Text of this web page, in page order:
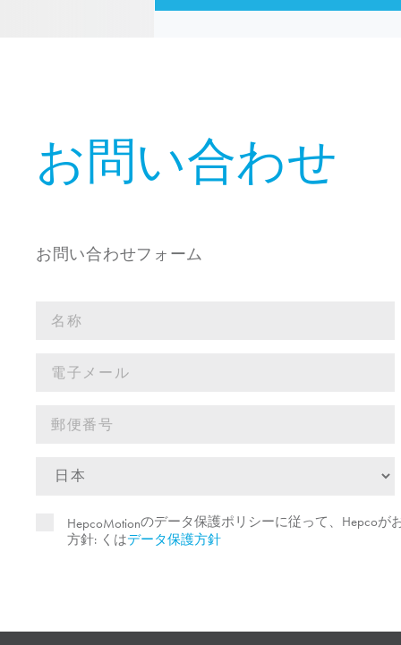
お問い合わせ
お問い合わせフォーム
HepcoMotionのデータ保護ポリシーに従って、Hepco
方針: くはデータ保護方針